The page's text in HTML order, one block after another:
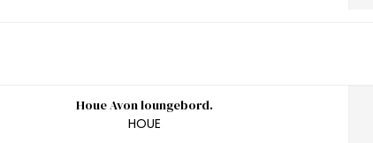
Houe Avon loungebord.
HOUE